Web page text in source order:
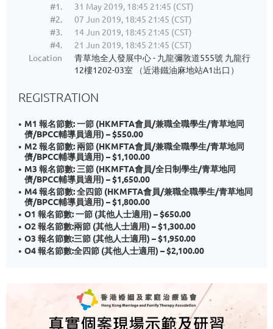
#1.
31 May 2019, 18:45 21:45 (CST)
#2.
07 Jun 2019, 18:45 21:45 (CST)
#3.
14 Jun 2019, 18:45 21:45 (CST)
#4.
21 Jun 2019, 18:45 21:45 (CST)
Location
青草地全人發展中心 - 九龍彌敦道555號 九龍行
12樓1202-03室 （近港鐵油麻地站A1出口）
REGISTRATION
M1 報名節數: 一節 (HKMFTA會員/兼職全職學生/青草地同
儕/BPCC輔導員適用) – $550.00
M2 報名節數: 兩節 (HKMFTA會員/兼職全職學生/青草地同
儕/BPCC輔導員適用) – $1,100.00
M3 報名節數: 三節 (HKMFTA會員/全日制學生/青草地同
儕/BPCC輔導員適用) – $1,650.00
M4 報名節數: 全四節 (HKMFTA會員/兼職全職學生/青草地同
儕/BPCC輔導員適用) – $1,800.00
O1 報名節數: 一節 (其他人士適用) – $650.00
O2 報名節數:兩節 (其他人士適用) – $1,300.00
O3 報名節數:三節 (其他人士適用) – $1,950.00
O4 報名節數:全四節 (其他人士適用) – $2,100.00